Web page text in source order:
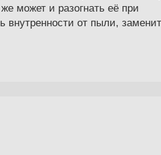
может и разогнать её при
внутренности от пыли,